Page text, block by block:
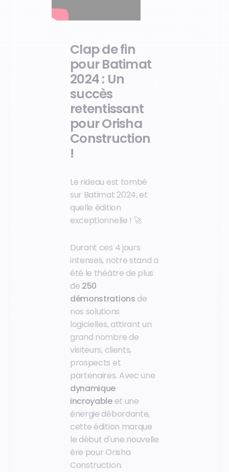
Clap de fin
pour Batimat
2024 : Un
succès
retentissant
pour Orisha
Construction
!
Le rideau est tombé
sur Batimat 2024, et
quelle édition
exceptionnelle ! 🚀
Durant ces 4 jours
intenses, notre stand a
été le théâtre de plus
de 250
démonstrations de
nos solutions
logicielles, attirant un
grand nombre de
visiteurs, clients,
prospects et
partenaires. Avec une
dynamique
incroyableet une
énergie débordante,
cette édition marque
le début d'une nouvelle
ère pour Orisha
Construction.